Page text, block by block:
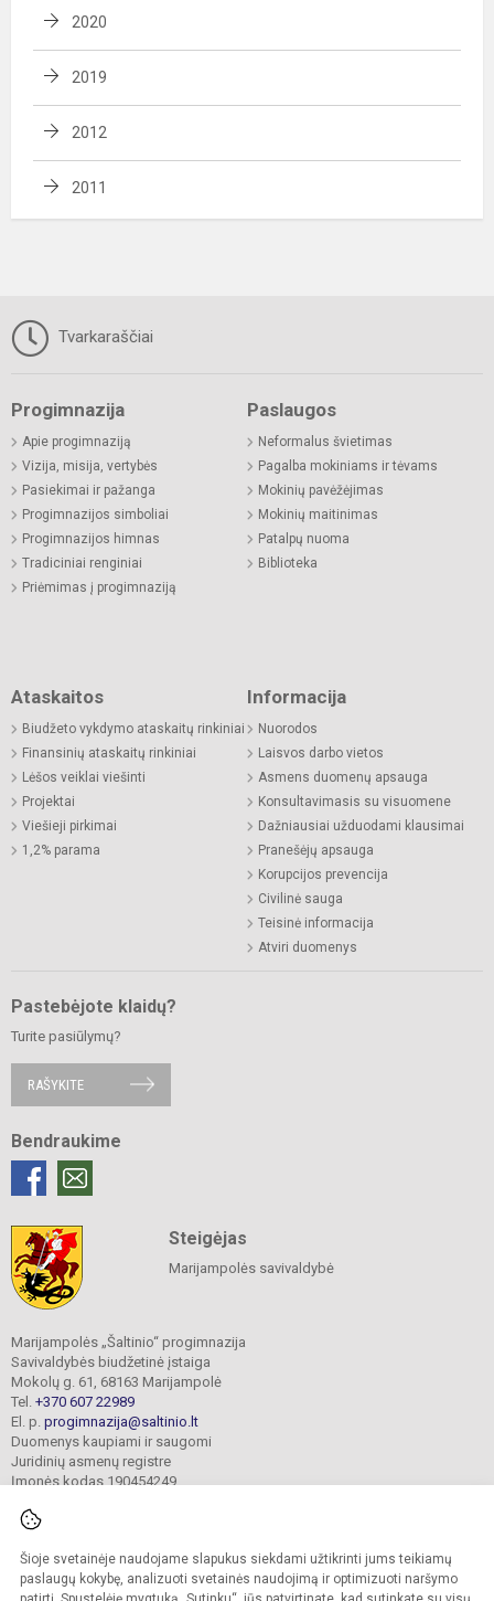
Šioje svetainėje naudojame slapukus siekdami užtikrinti jums teikiamų
paslaugų kokybę, analizuoti svetainės naudojimą ir optimizuoti naršymo
2020
2019
2012
2011
Tvarkaraščiai
Progimnazija
Apie progimnaziją
Vizija, misija, vertybės
Pasiekimai ir pažanga
Progimnazijos simboliai
Progimnazijos himnas
Tradiciniai renginiai
Priėmimas į progimnaziją
Paslaugos
Neformalus švietimas
Pagalba mokiniams ir tėvams
Mokinių pavėžėjimas
Mokinių maitinimas
Patalpų nuoma
Biblioteka
Ataskaitos
Biudžeto vykdymo ataskaitų rinkiniai
Finansinių ataskaitų rinkiniai
Lėšos veiklai viešinti
Projektai
Viešieji pirkimai
1,2% parama
Informacija
Nuorodos
Laisvos darbo vietos
Asmens duomenų apsauga
Konsultavimasis su visuomene
Dažniausiai užduodami klausimai
Pranešėjų apsauga
Korupcijos prevencija
Civilinė sauga
Teisinė informacija
Atviri duomenys
Pastebėjote klaidų?
Turite pasiūlymų?
RAŠYKITE
Bendraukime
Steigėjas
Marijampolės savivaldybė
Marijampolės „Šaltinio“ progimnazija
Savivaldybės biudžetinė įstaiga
Mokolų g. 61, 68163 Marijampolė
Tel. +370 607 22989
El. p. progimnazija@saltinio.lt
Duomenys kaupiami ir saugomi
Juridinių asmenų registre
Įmonės kodas 190454249
© 2024. Marijampolės „Šaltinio“ progimnazija. Visos teisės saugomos.
Kopijuoti turinį be raštiško gimnazijos sutikimo griežtai draudžiama.